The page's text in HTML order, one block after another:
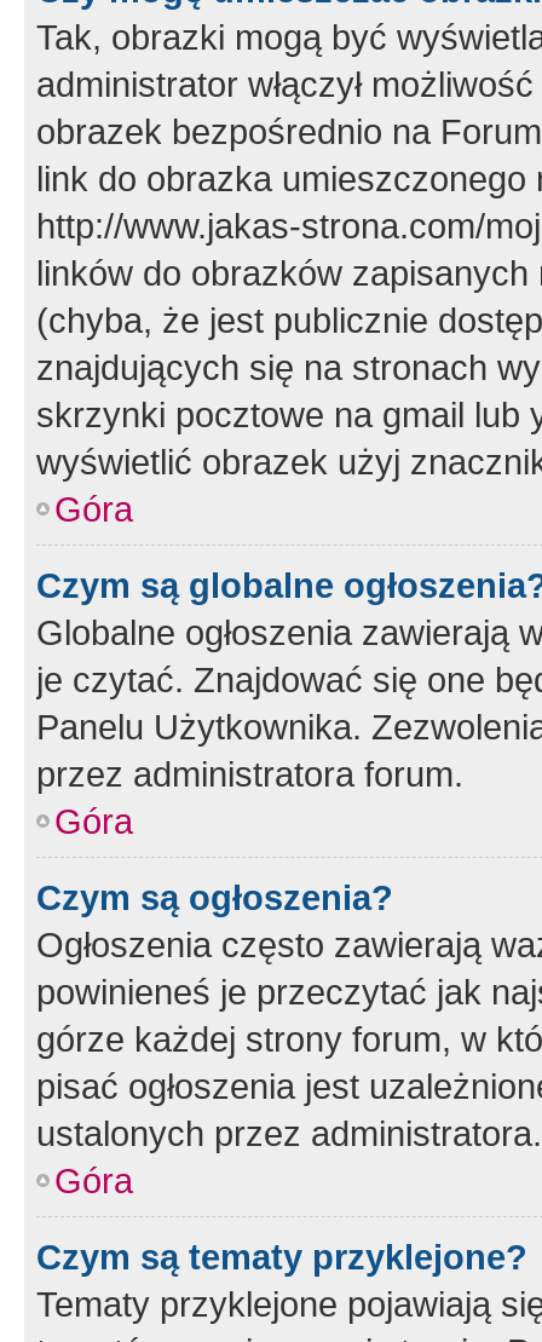
Tak, obrazki mogą być
administrator włączył
obrazek bezpośrednio na
link do obrazka
http://www.jakas-strona.com/
linków do obrazków
(chyba, że jest publicznie
znajdujących się na stronach
skrzynki pocztowe na gmail lub
wyświetlić obrazek użyj
Góra
Czym są globalne
Globalne ogłoszenia zawierają
je czytać. Znajdować się one
Panelu Użytkownika.
przez administratora forum.
Góra
Czym są ogłoszenia?
Ogłoszenia często zawierają
powinieneś je przeczytać jak
górze każdej strony forum, w
pisać ogłoszenia jest
ustalonych przez administratora.
Góra
Czym są tematy przyklejone?
Tematy przyklejone pojawiają